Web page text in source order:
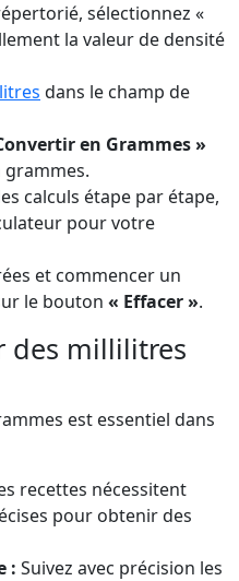
sélectionnez «
la valeur de densité
dans le champ de
en Grammes »
grammes.
calculs étape par étape,
pour votre
et commencer un
le bouton « Effacer ».
des millilitres
est essentiel dans
recettes nécessitent
pour obtenir des
: Suivez avec précision les